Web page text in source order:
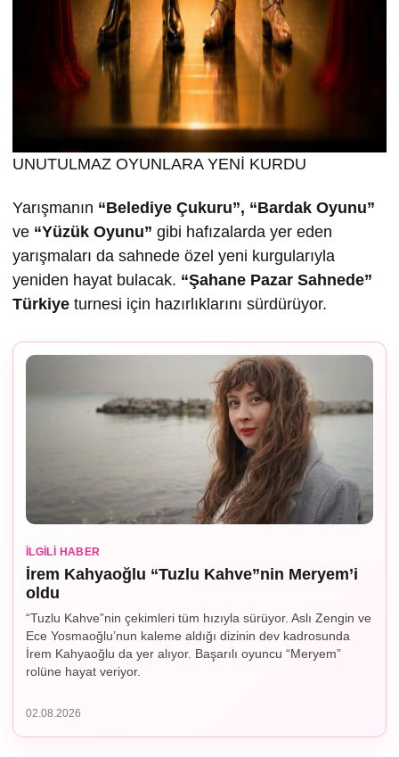
UNUTULMAZ OYUNLARA YENİ KURDU
Yarışmanın “Belediye Çukuru”, “Bardak Oyunu”
ve “Yüzük Oyunu” gibi hafızalarda yer eden
yarışmaları da sahnede özel yeni kurgularıyla
yeniden hayat bulacak. “Şahane Pazar Sahnede”
Türkiye turnesi için hazırlıklarını sürdürüyor.
İLGILI HABER
İrem Kahyaoğlu “Tuzlu Kahve”nin Meryem’i
oldu
“Tuzlu Kahve”nin çekimleri tüm hızıyla sürüyor. Aslı Zengin ve
Ece Yosmaoğlu’nun kaleme aldığı dizinin dev kadrosunda
İrem Kahyaoğlu da yer alıyor. Başarılı oyuncu “Meryem”
rolüne hayat veriyor.
02.08.2026